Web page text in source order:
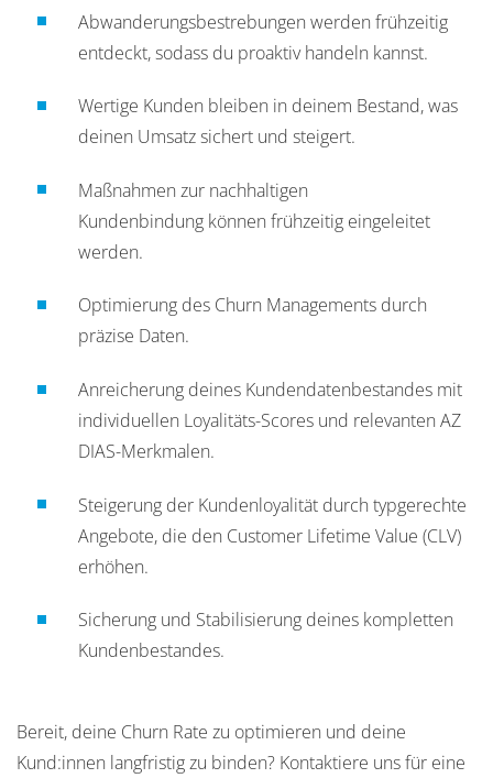
Abwanderungsbestrebungen werden frühzeitig
entdeckt, sodass du proaktiv handeln kannst.
Wertige Kunden bleiben in deinem Bestand, was
deinen Umsatz sichert und steigert.
Maßnahmen zur nachhaltigen
Kundenbindung können frühzeitig eingeleitet
werden.
Optimierung des Churn Managements durch
präzise Daten.
Anreicherung deines Kundendatenbestandes mit
individuellen Loyalitäts-Scores und relevanten AZ
DIAS-Merkmalen.
Steigerung der Kundenloyalität durch typgerechte
Angebote, die den Customer Lifetime Value (CLV)
erhöhen.
Sicherung und Stabilisierung deines kompletten
Kundenbestandes.
Bereit, deine Churn Rate zu optimieren und deine
Kund:innen langfristig zu binden? Kontaktiere uns für eine